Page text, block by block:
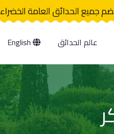
جميع الحدائق العامة الخضراء
عالم الحدائق